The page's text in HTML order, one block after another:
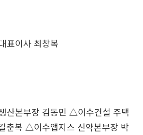
표이사 최창복
산본부장 김동민 △이수건설 주택
춘복 △이수앱지스 신약본부장 박